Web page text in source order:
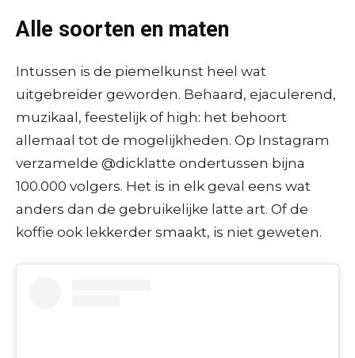
Alle soorten en maten
Intussen is de piemelkunst heel wat
uitgebreider geworden. Behaard, ejaculerend,
muzikaal, feestelijk of high: het behoort
allemaal tot de mogelijkheden. Op Instagram
verzamelde @dicklatte ondertussen bijna
100.000 volgers. Het is in elk geval eens wat
anders dan de gebruikelijke latte art. Of de
koffie ook lekkerder smaakt, is niet geweten.